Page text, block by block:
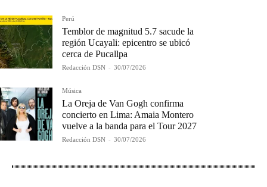
Perú
Temblor de magnitud 5.7 sacude la
región Ucayali: epicentro se ubicó
cerca de Pucallpa
Redacción DSN - 30/07/2026
Música
La Oreja de Van Gogh confirma
concierto en Lima: Amaia Montero
vuelve a la banda para el Tour 2027
Redacción DSN - 30/07/2026